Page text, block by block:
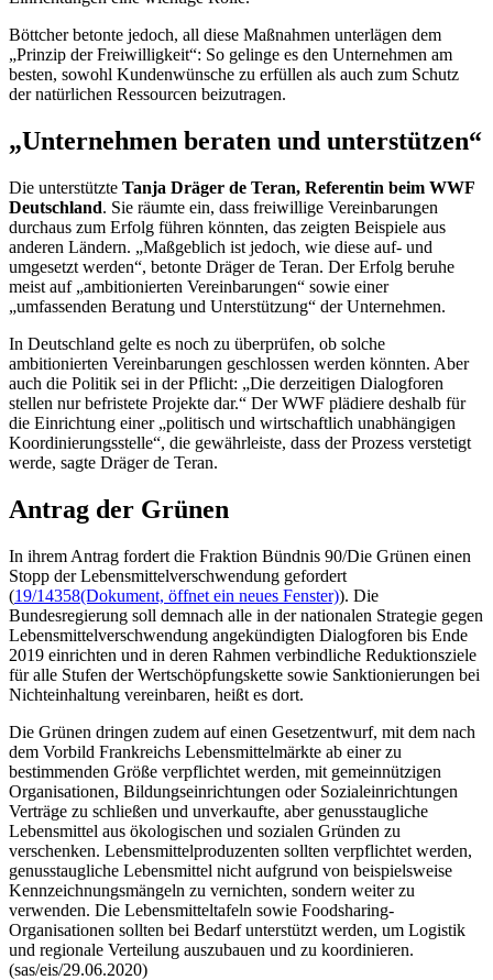
Böttcher betonte jedoch, all diese Maßnahmen unterlägen dem
„Prinzip der Freiwilligkeit“: So gelinge es den Unternehmen am
besten, sowohl Kundenwünsche zu erfüllen als auch zum Schutz
der natürlichen Ressourcen beizutragen.
„Unternehmen beraten und unterstützen“
Die unterstützte Tanja Dräger de Teran, Referentin beim WWF
Deutschland. Sie räumte ein, dass freiwillige Vereinbarungen
durchaus zum Erfolg führen könnten, das zeigten Beispiele aus
anderen Ländern. „Maßgeblich ist jedoch, wie diese auf- und
umgesetzt werden“, betonte Dräger de Teran. Der Erfolg beruhe
meist auf „ambitionierten Vereinbarungen“ sowie einer
„umfassenden Beratung und Unterstützung“ der Unternehmen.
In Deutschland gelte es noch zu überprüfen, ob solche
ambitionierten Vereinbarungen geschlossen werden könnten. Aber
auch die Politik sei in der Pflicht: „Die derzeitigen Dialogforen
stellen nur befristete Projekte dar.“ Der WWF plädiere deshalb für
die Einrichtung einer „politisch und wirtschaftlich unabhängigen
Koordinierungsstelle“, die gewährleiste, dass der Prozess verstetigt
werde, sagte Dräger de Teran.
Antrag der Grünen
In ihrem Antrag fordert die Fraktion Bündnis 90/Die Grünen einen
Stopp der Lebensmittelverschwendung gefordert
(19/14358(Dokument, öffnet ein neues Fenster)). Die
Bundesregierung soll demnach alle in der nationalen Strategie gegen
Lebensmittelverschwendung angekündigten Dialogforen bis Ende
2019 einrichten und in deren Rahmen verbindliche Reduktionsziele
für alle Stufen der Wertschöpfungskette sowie Sanktionierungen bei
Nichteinhaltung vereinbaren, heißt es dort.
Die Grünen dringen zudem auf einen Gesetzentwurf, mit dem nach
dem Vorbild Frankreichs Lebensmittelmärkte ab einer zu
bestimmenden Größe verpflichtet werden, mit gemeinnützigen
Organisationen, Bildungseinrichtungen oder Sozialeinrichtungen
Verträge zu schließen und unverkaufte, aber genusstaugliche
Lebensmittel aus ökologischen und sozialen Gründen zu
verschenken. Lebensmittelproduzenten sollten verpflichtet werden,
genusstaugliche Lebensmittel nicht aufgrund von beispielsweise
Kennzeichnungsmängeln zu vernichten, sondern weiter zu
verwenden. Die Lebensmitteltafeln sowie Foodsharing-
Organisationen sollten bei Bedarf unterstützt werden, um Logistik
und regionale Verteilung auszubauen und zu koordinieren.
(sas/eis/29.06.2020)